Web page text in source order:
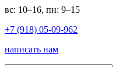
вс: 10–16, пн: 9–15
+7 (918) 05-09-962
написать нам